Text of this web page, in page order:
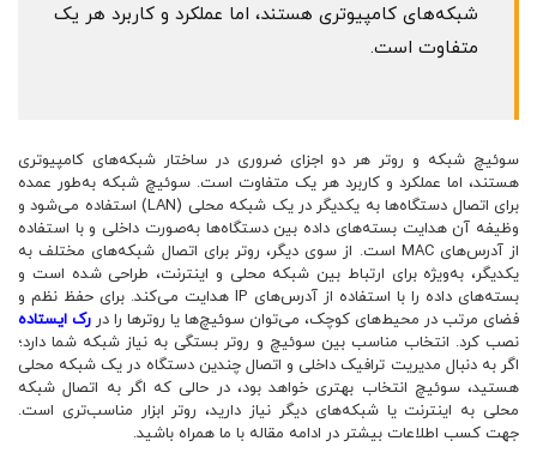
شبکه‌های کامپیوتری هستند، اما عملکرد و کاربرد هر یک
متفاوت است.
سوئیچ شبکه و روتر هر دو اجزای ضروری در ساختار شبکه‌های کامپیوتری
هستند، اما عملکرد و کاربرد هر یک متفاوت است. سوئیچ شبکه به‌طور عمده
برای اتصال دستگاه‌ها به یکدیگر در یک شبکه محلی (LAN) استفاده می‌شود و
وظیفه آن هدایت بسته‌های داده بین دستگاه‌ها به‌صورت داخلی و با استفاده
از آدرس‌های MAC است. از سوی دیگر، روتر برای اتصال شبکه‌های مختلف به
یکدیگر، به‌ویژه برای ارتباط بین شبکه محلی و اینترنت، طراحی شده است و
بسته‌های داده را با استفاده از آدرس‌های IP هدایت می‌کند. برای حفظ نظم و
فضای مرتب در محیط‌های کوچک، می‌توان سوئیچ‌ها یا روترها را در رک ایستاده
نصب کرد. انتخاب مناسب بین سوئیچ و روتر بستگی به نیاز شبکه شما دارد؛
اگر به دنبال مدیریت ترافیک داخلی و اتصال چندین دستگاه در یک شبکه محلی
هستید، سوئیچ انتخاب بهتری خواهد بود، در حالی که اگر به اتصال شبکه
محلی به اینترنت یا شبکه‌های دیگر نیاز دارید، روتر ابزار مناسب‌تری است.
جهت کسب اطلاعات بیشتر در ادامه مقاله با ما همراه باشید.